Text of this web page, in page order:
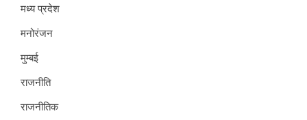
मध्य प्रदेश
मनोरंजन
मुम्बई
राजनीति
राजनीतिक